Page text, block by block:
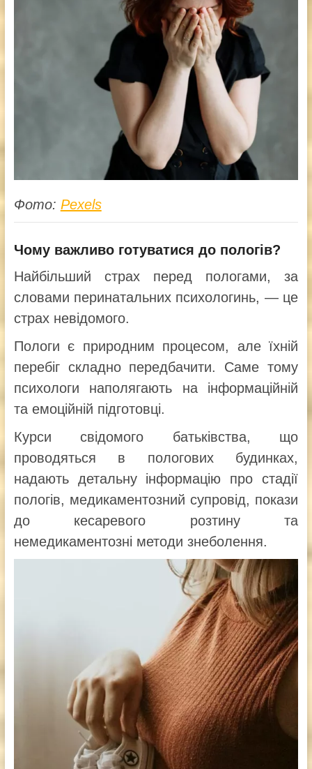
Фото: Pexels
Чому важливо готуватися до пологів?
Найбільший страх перед пологами, за
словами перинатальних психологинь, — це
страх невідомого.
Пологи є природним процесом, але їхній
перебіг складно передбачити. Саме тому
психологи наполягають на інформаційній
та емоційній підготовці.
Курси свідомого батьківства, що
проводяться в пологових будинках,
надають детальну інформацію про стадії
пологів, медикаментозний супровід, покази
до кесаревого розтину та
немедикаментозні методи знеболення.